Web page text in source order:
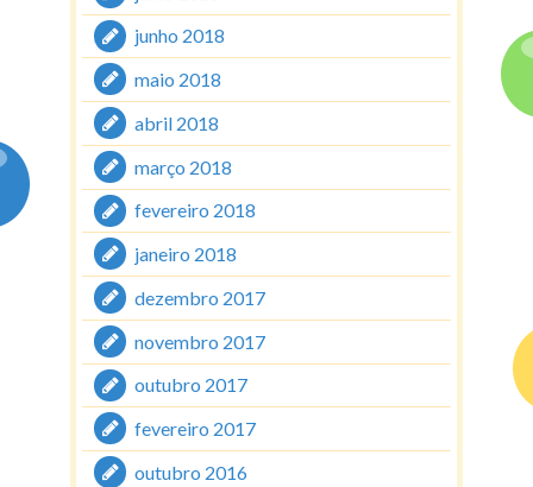
junho 2018
maio 2018
abril 2018
março 2018
fevereiro 2018
janeiro 2018
dezembro 2017
novembro 2017
outubro 2017
fevereiro 2017
outubro 2016